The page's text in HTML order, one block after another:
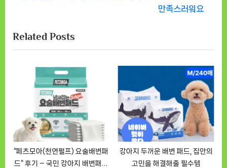
o
u
t
t
P
만족스러워요
Related Posts
“페츠모아(천연펄프) 요술배변패
드” 후기 – 국민 강아지 배변패드
강아지 두꺼운 배변 패드, 집안의
고민을 해결해줄 필수템